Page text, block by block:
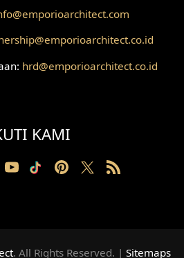
@emporioarchitect.com
@emporioarchitect.co.id
hrd@emporioarchitect.co.id
KAMI
. All Rights Reserved. | Sitemaps